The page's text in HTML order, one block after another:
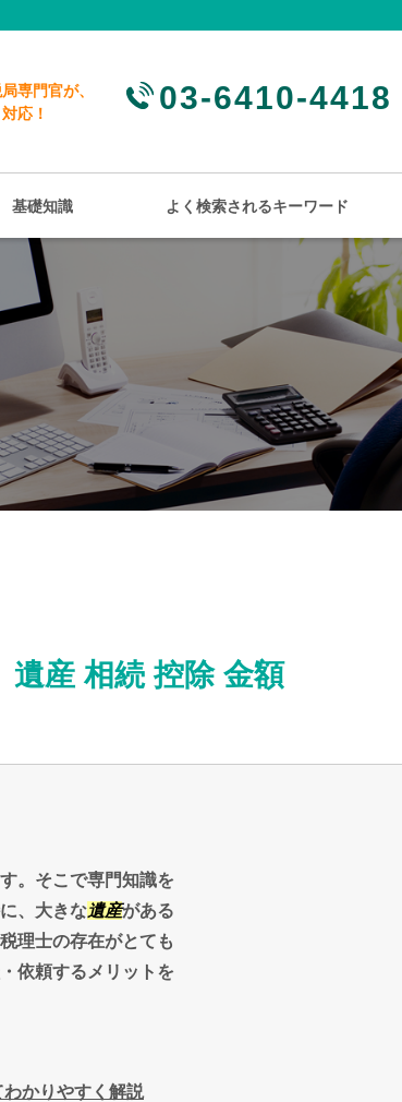
専門官が、
応！
03-6410-4418
基礎知識 よく検索されるキーワード
遺産 相続 控除 金額
。そこで専門知識を
、大きな遺産がある
理士の存在がとても
依頼するメリットを
かりやすく解説